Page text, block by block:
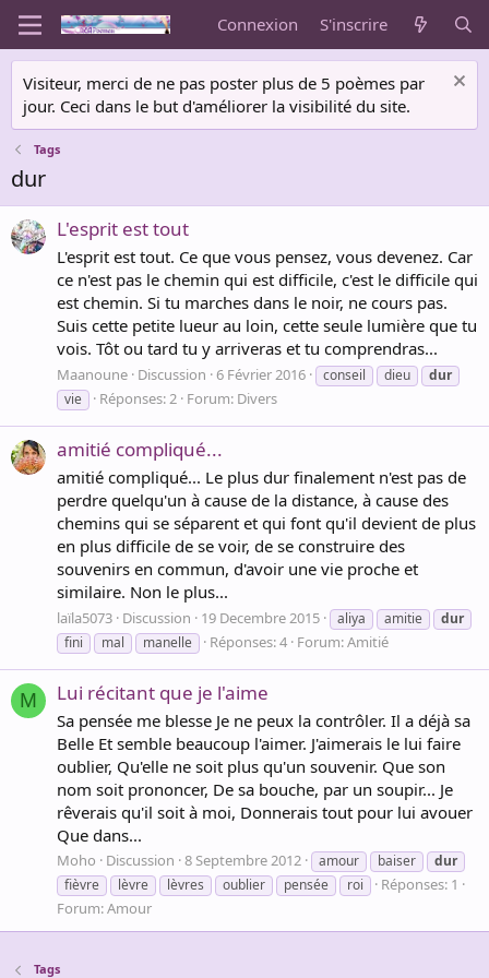
Connexion S'inscrire
Visiteur, merci de ne pas poster plus de 5 poèmes par
jour. Ceci dans le but d'améliorer la visibilité du site.
Tags
dur
L'esprit est tout
L'esprit est tout. Ce que vous pensez, vous devenez. Car
ce n'est pas le chemin qui est difficile, c'est le difficile qui
est chemin. Si tu marches dans le noir, ne cours pas.
Suis cette petite lueur au loin, cette seule lumière que tu
vois. Tôt ou tard tu y arriveras et tu comprendras...
Maanoune Discussion 6 Février 2016 conseil dieu
dur
vie
Réponses: 2 Forum: Divers
amitié compliqué...
amitié compliqué... Le plus dur finalement n'est pas de
perdre quelqu'un à cause de la distance, à cause des
chemins qui se séparent et qui font qu'il devient de plus
en plus difficile de se voir, de se construire des
souvenirs en commun, d'avoir une vie proche et
similaire. Non le plus...
laïla5073 Discussion 19 Decembre 2015 aliya amitie
dur
fini
mal manelle Réponses: 4 Forum:Amitié
M Lui récitant que je l'aime
Sa pensée me blesse Je ne peux la contrôler. Il a déjà sa
Belle Et semble beaucoup l'aimer. J'aimerais le lui faire
oublier, Qu'elle ne soit plus qu'un souvenir. Que son
nom soit prononcer, De sa bouche, par un soupir... Je
rêverais qu'il soit à moi, Donnerais tout pour lui avouer
Que dans...
Moho Discussion 8 Septembre 2012 amour baiser
dur
fièvre
lèvre lèvres oublier pensée roi
Réponses: 1
Forum:Amour
Tags